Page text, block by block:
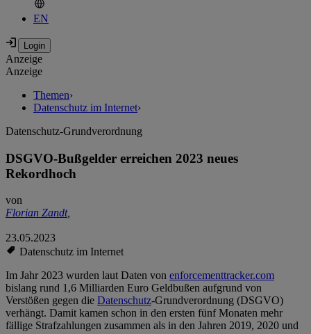
EN
Anzeige
Anzeige
Themen›
Datenschutz im Internet›
Datenschutz-Grundverordnung
DSGVO-Bußgelder erreichen 2023 neues
Rekordhoch
von
Florian Zandt,
23.05.2023
Datenschutz im Internet
Im Jahr 2023 wurden laut Daten von enforcementtracker.com
bislang rund 1,6 Milliarden Euro Geldbußen aufgrund von
Verstößen gegen die Datenschutz-Grundverordnung (DSGVO)
verhängt. Damit kamen schon in den ersten fünf Monaten mehr
fällige Strafzahlungen zusammen als in den Jahren 2019, 2020 und